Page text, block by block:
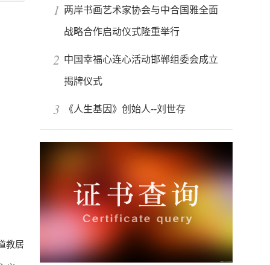
教居
1 两岸书画艺术家协会与中合国雅全面
战略合作启动仪式隆重举行
2 中国幸福心连心活动邯郸组委会成立
揭牌仪式
3 《人生基因》创始人--刘世存